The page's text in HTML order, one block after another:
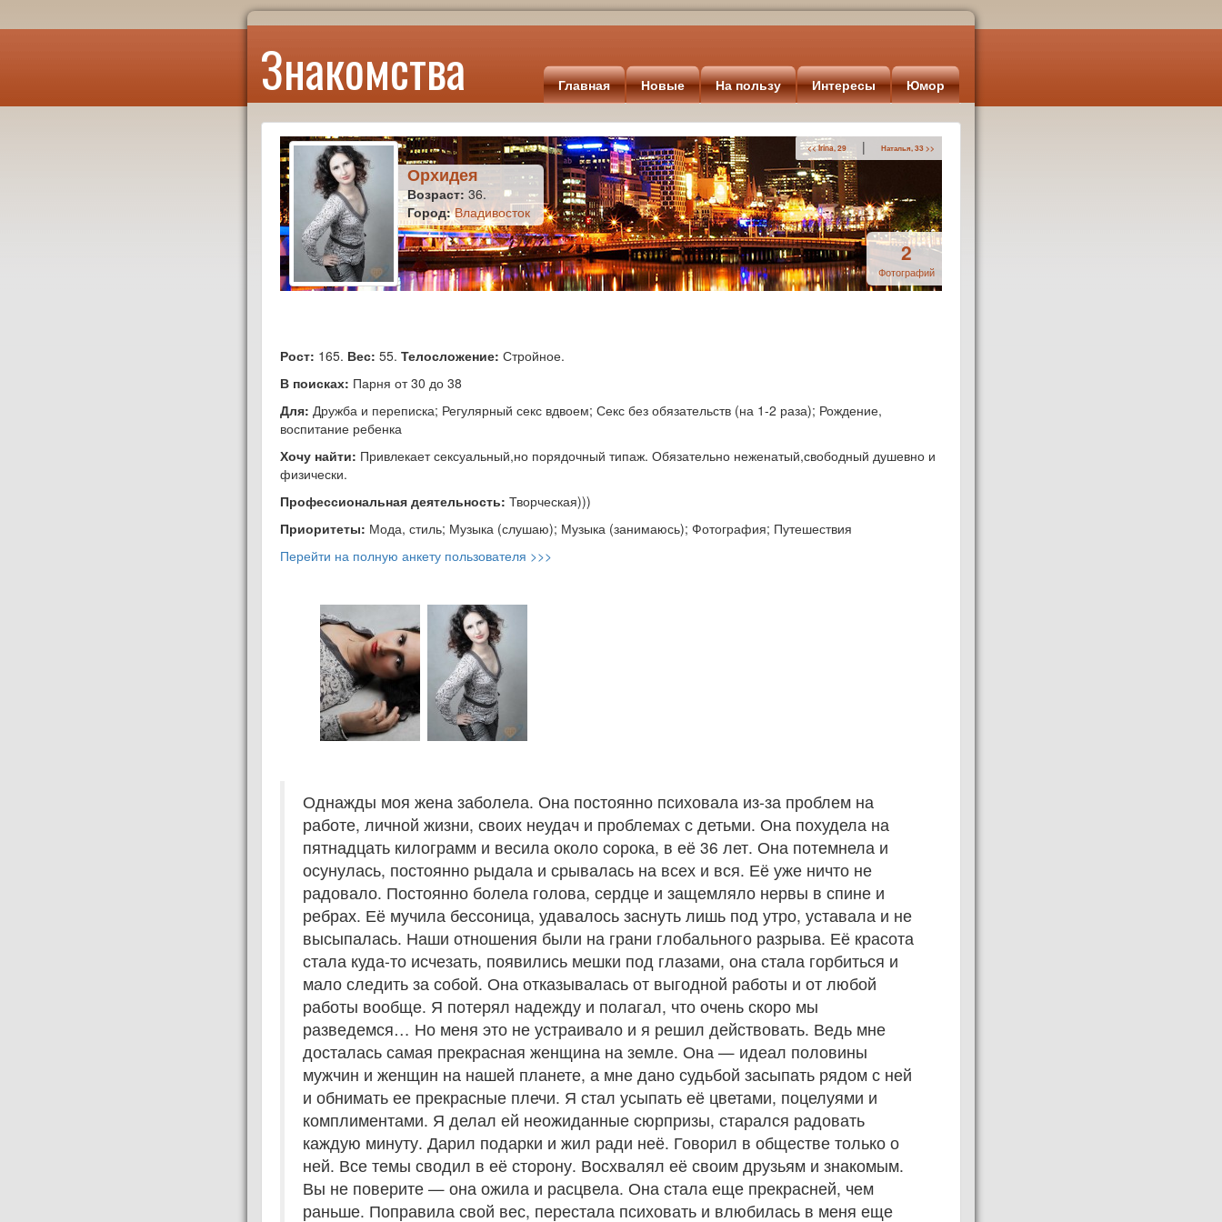
Знакомства Главная Новые На пользу Интересы Юмор
Орхидея
Возраст: 36.
Город: Владивосток
<< Irina, 29 | Наталья, 33 >>
2
Фотографий
Рост: 165. Вес: 55. Телосложение: Стройное.
В поисках: Парня от 30 до 38
Для: Дружба и переписка; Регулярный секс вдвоем; Секс без обязательств (на 1-2 раза); Рождение,
воспитание ребенка
Хочу найти: Привлекает сексуальный,но порядочный типаж. Обязательно неженатый,свободный душевно и
физически.
Профессиональная деятельность: Творческая)))
Приоритеты: Мода, стиль; Музыка (слушаю); Музыка (занимаюсь); Фотография; Путешествия
Перейти на полную анкету пользователя >>>
Однажды моя жена заболела. Она постоянно психовала из-за проблем на
работе, личной жизни, своих неудач и проблемах с детьми. Она похудела на
пятнадцать килограмм и весила около сорока, в её 36 лет. Она потемнела и
осунулась, постоянно рыдала и срывалась на всех и вся. Её уже ничто не
радовало. Постоянно болела голова, сердце и защемляло нервы в спине и
ребрах. Её мучила бессоница, удавалось заснуть лишь под утро, уставала и не
высыпалась. Наши отношения были на грани глобального разрыва. Её красота
стала куда-то исчезать, появились мешки под глазами, она стала горбиться и
мало следить за собой. Она отказывалась от выгодной работы и от любой
работы вообще. Я потерял надежду и полагал, что очень скоро мы
разведемся… Но меня это не устраивало и я решил действовать. Ведь мне
досталась самая прекрасная женщина на земле. Она — идеал половины
мужчин и женщин на нашей планете, а мне дано судьбой засыпать рядом с ней
и обнимать ее прекрасные плечи. Я стал усыпать её цветами, поцелуями и
комплиментами. Я делал ей неожиданные сюрпризы, старался радовать
каждую минуту. Дарил подарки и жил ради неё. Говорил в обществе только о
ней. Все темы сводил в её сторону. Восхвалял её своим друзьям и знакомым.
Вы не поверите — она ожила и расцвела. Она стала еще прекрасней, чем
раньше. Поправила свой вес, перестала психовать и влюбилась в меня еще